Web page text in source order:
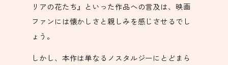
リアの花たち』といった作品への言及は、映画
ファンには懐かしさと親しみを感じさせるでし
ょう。
しかし、本作は単なるノスタルジーにとどまら